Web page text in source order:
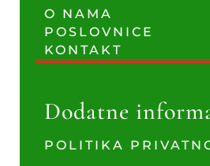
O NAMA
POSLOVNICE
KONTAKT
Dodatne
POLITIKA